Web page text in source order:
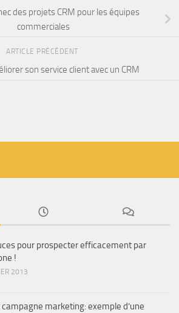
des projets CRM pour les équipes
commerciales
ARTICLE PRÉCÉDENT
son service client avec un CRM
pour prospecter efficacement par
!
2013
campagne marketing: exemple d’une